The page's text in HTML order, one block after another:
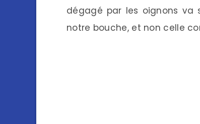
dégagé par les oignons va
notre bouche, et non celle